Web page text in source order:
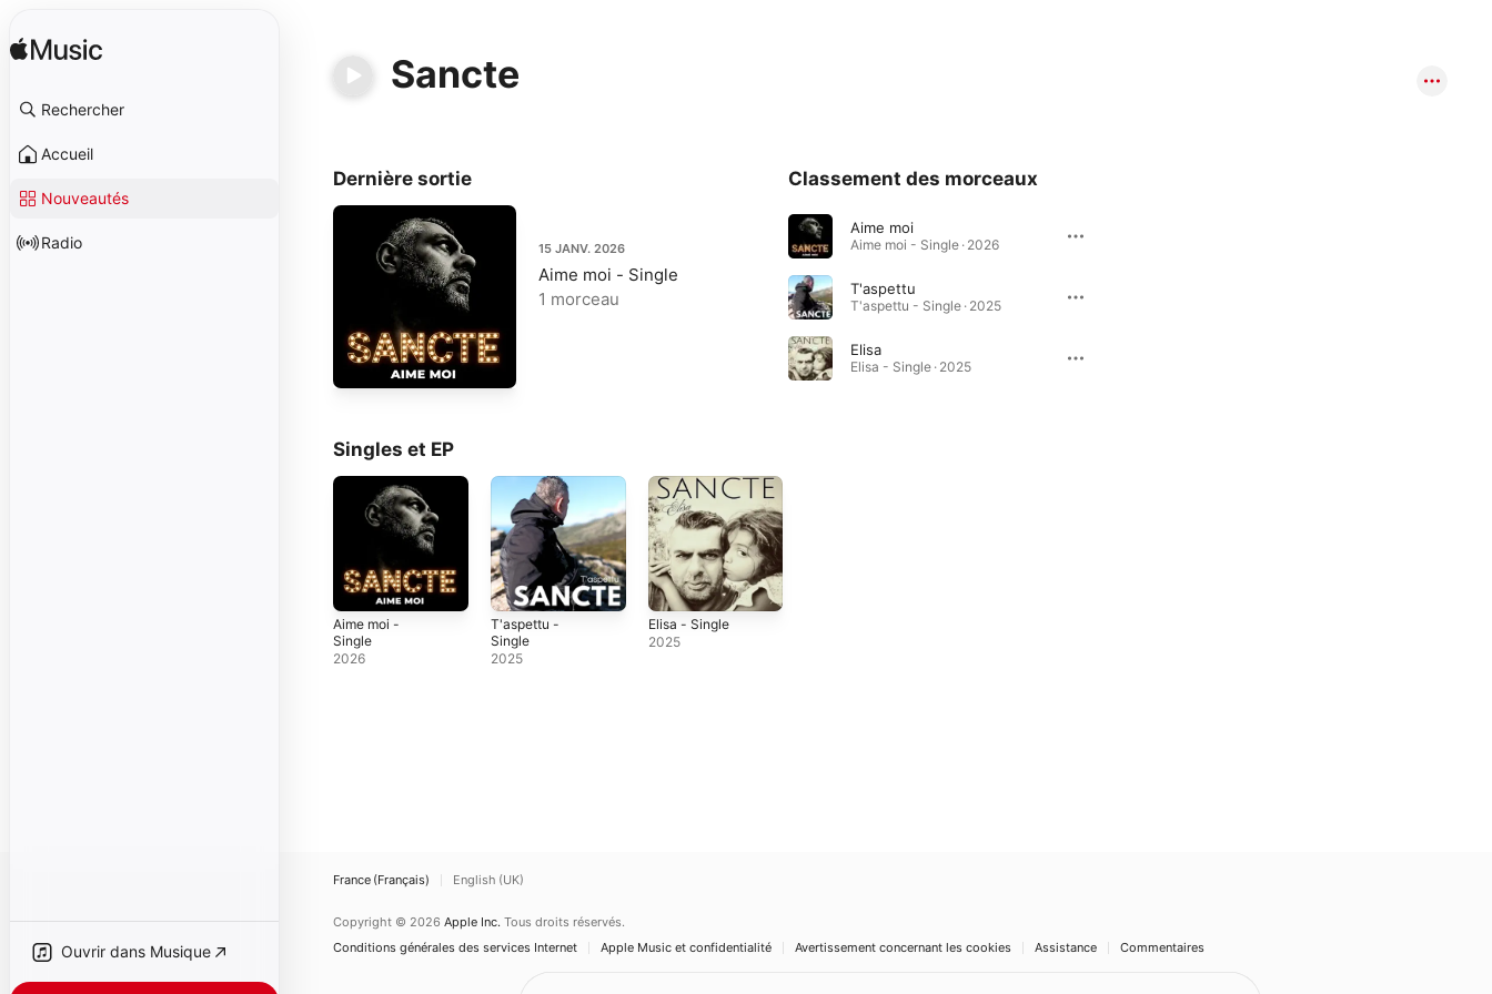
Rechercher
Accueil
Nouveautés
Radio
Ouvrir dans Musique
Sancte
Dernière sortie
15 JANV. 2026
Aime moi - Single
1 morceau
Classement des morceaux
Aime moi
Aime moi - Single · 2026
T'aspettu
T'aspettu - Single · 2025
Elisa
Elisa - Single · 2025
Singles et EP
Aime moi -
Single
2026
T'aspettu -
Single
2025
Elisa - Single
2025
France (Français) English (UK)
Copyright © 2026 Apple Inc. Tous droits réservés.
Conditions générales des services Internet
Apple Music et confidentialité Avertissement concernant les cookies Assistance Commentaires